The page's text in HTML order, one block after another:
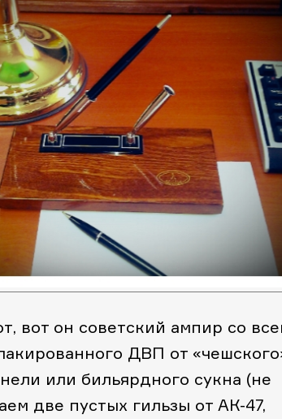
вот он советский ампир со
ДВП от
или бильярдного сукна (не
две пустых гильзы от АК-47,